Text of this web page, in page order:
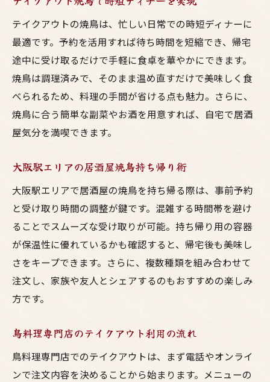
テイクアウトの焼鳥は、忙しい日常での時短ディナーに
最適です。予約を活用すれば待ち時間を短縮でき、帰宅
途中に受け取るだけで手軽に食卓を華やかにできます。
焼鳥は調理済みで、そのまま温め直すだけで美味しく食
べられるため、料理の手間が省ける点も魅力。さらに、
焼鳥に合う簡単な副菜やお酒を用意すれば、自宅で居酒
屋気分を満喫できます。
大阪駅エリアの居酒屋焼鳥持ち帰り術
大阪駅エリアで居酒屋の焼鳥を持ち帰る際は、事前予約
と受け取り時間の調整が鍵です。混雑する時間帯を避け
ることでスムーズな受け取りが可能。持ち帰り用の容器
が保温性に優れているかも確認すると、帰宅後も美味し
さをキープできます。さらに、複数種類を組み合わせて
注文し、家族や友人とシェアするのもおすすめの楽しみ
方です。
鳥料理専門店のテイクアウト利用の流れ
鳥料理専門店でのテイクアウトは、まず電話やオンライ
ンで注文内容を決めることから始まります。メニューの